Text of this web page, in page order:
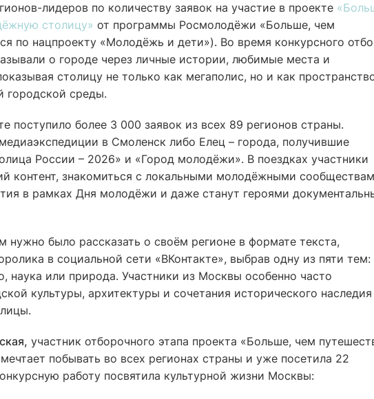
лидеров по количеству заявок на участие в проекте
столицу» от программы Росмолодёжи «Больше, чем
по нацпроекту «Молодёжь и дети»). Во время конкурсного
о городе через личные истории, любимые места и
столицу не только как мегаполис, но и как
городской среды.
поступило более 3 000 заявок из всех 89 регионов страны.
в Смоленск либо Елец – города, получившие
России – 2026» и «Город молодёжи». В поездках участники
контент, знакомиться с локальными молодёжными
в рамках Дня молодёжи и даже станут героями
нужно было рассказать о своём регионе в формате текста,
в социальной сети «ВКонтакте», выбрав одну из пяти тем:
наука или природа. Участники из Москвы особенно часто
культуры, архитектуры и сочетания исторического наследия
участник отборочного этапа проекта «Больше, чем
побывать во всех регионах страны и уже посетила 22
работу посвятила культурной жизни Москвы: